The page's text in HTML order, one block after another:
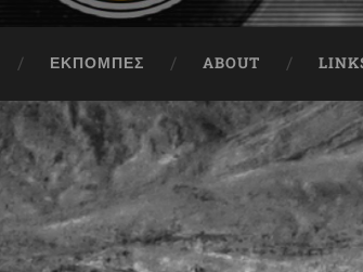
ΕΚΠΟΜΠΈΣ ABOUT